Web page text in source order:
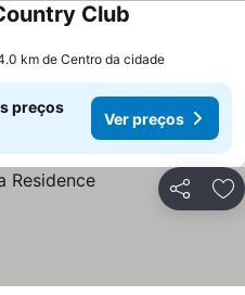
Club
km de Centro da cidade
preços
Ver preços
Partilhar